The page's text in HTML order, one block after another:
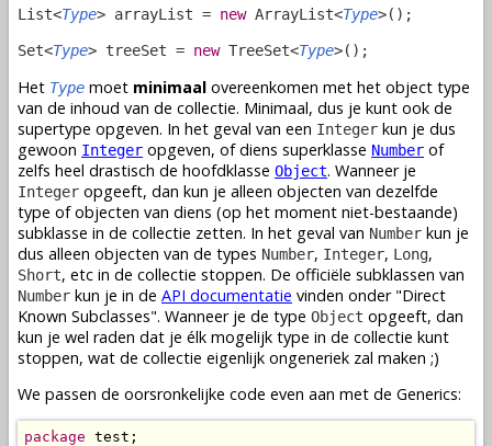
List<Type> arrayList = newArrayList<Type>();
Set<Type> treeSet = newTreeSet<Type>();
Het Type moet minimaal overeenkomen met het object type
van de inhoud van de collectie. Minimaal, dus je kunt ook de
supertype opgeven. In het geval van een Integer kun je dus
gewoon Integer opgeven, of diens superklasse Number of
zelfs heel drastisch de hoofdklasse Object. Wanneer je
Integer opgeeft, dan kun je alleen objecten van dezelfde
type of objecten van diens (op het moment niet-bestaande)
subklasse in de collectie zetten. In het geval van Number kun je
dus alleen objecten van de types Number, Integer, Long,
Short, etc in de collectie stoppen. De officiële subklassen van
Number kun je in de API documentatie vinden onder "Direct
Known Subclasses". Wanneer je de type Object opgeeft, dan
kun je wel raden dat je élk mogelijk type in de collectie kunt
stoppen, wat de collectie eigenlijk ongeneriek zal maken ;)
We passen de oorsronkelijke code even aan met de Generics:
package test;